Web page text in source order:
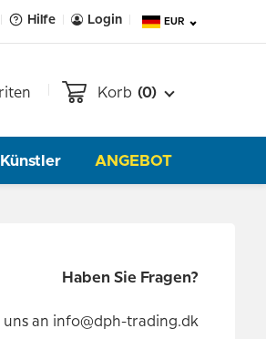
Hilfe Login EUR
Korb (0)
Künstler ANGEBOT
Haben Sie Fragen?
uns an info@dph-trading.dk